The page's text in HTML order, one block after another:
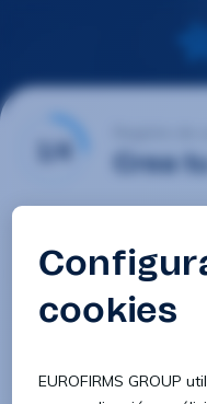
1/4 Crea
Contraseña